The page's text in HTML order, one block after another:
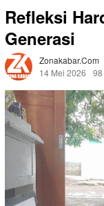
Refleksi
Generasi
Zonakabar.com
14 Mei 2026